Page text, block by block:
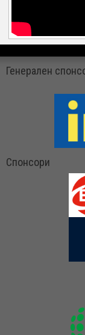
Генерален
Спонсори